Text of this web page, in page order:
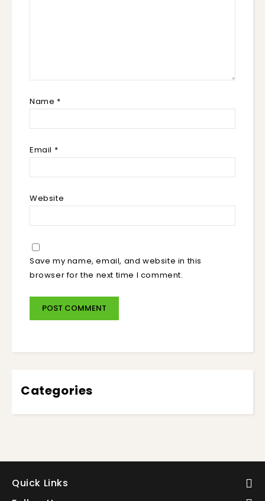
Name *
Email *
Website
Save my name, email, and website in this
browser for the next time I comment.
Categories
Quick Links